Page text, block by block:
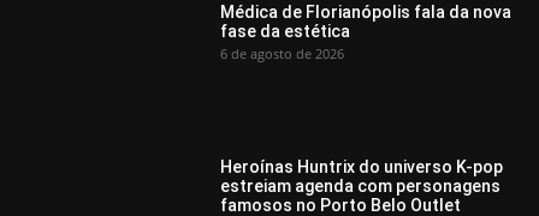
Médica de Florianópolis fala da nova
fase da estética
6 de agosto de 2026
Heroínas Huntrix do universo K-pop
estreiam agenda com personagens
famosos no Porto Belo Outlet